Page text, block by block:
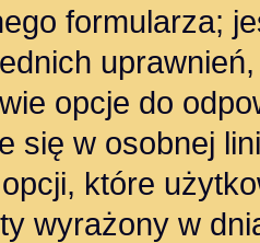
formularza;
opcje do
się w osobnej
które
wyrażony w